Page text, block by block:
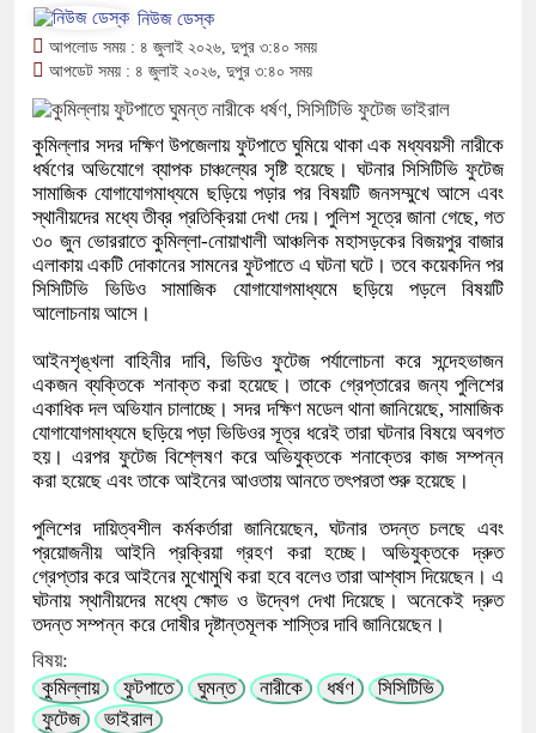
নিউজ ডেস্ক
আপলোড সময় : ৪ জুলাই ২০২৬, দুপুর ৩:৪০ সময়
আপডেট সময় : ৪ জুলাই ২০২৬, দুপুর ৩:৪০ সময়
কুমিল্লার সদর দক্ষিণ উপজেলায় ফুটপাতে ঘুমিয়ে থাকা এক মধ্যবয়সী নারীকে
ধর্ষণের অভিযোগে ব্যাপক চাঞ্চল্যের সৃষ্টি হয়েছে। ঘটনার সিসিটিভি ফুটেজ
সামাজিক যোগাযোগমাধ্যমে ছড়িয়ে পড়ার পর বিষয়টি জনসম্মুখে আসে এবং
স্থানীয়দের মধ্যে তীব্র প্রতিক্রিয়া দেখা দেয়। পুলিশ সূত্রে জানা গেছে, গত
৩০ জুন ভোররাতে কুমিল্লা-নোয়াখালী আঞ্চলিক মহাসড়কের বিজয়পুর বাজার
এলাকায় একটি দোকানের সামনের ফুটপাতে এ ঘটনা ঘটে। তবে কয়েকদিন পর
সিসিটিভি ভিডিও সামাজিক যোগাযোগমাধ্যমে ছড়িয়ে পড়লে বিষয়টি
আলোচনায় আসে।
আইনশৃঙ্খলা বাহিনীর দাবি, ভিডিও ফুটেজ পর্যালোচনা করে সন্দেহভাজন
একজন ব্যক্তিকে শনাক্ত করা হয়েছে। তাকে গ্রেপ্তারের জন্য পুলিশের
একাধিক দল অভিযান চালাচ্ছে। সদর দক্ষিণ মডেল থানা জানিয়েছে, সামাজিক
যোগাযোগমাধ্যমে ছড়িয়ে পড়া ভিডিওর সূত্র ধরেই তারা ঘটনার বিষয়ে অবগত
হয়। এরপর ফুটেজ বিশ্লেষণ করে অভিযুক্তকে শনাক্তের কাজ সম্পন্ন
করা হয়েছে এবং তাকে আইনের আওতায় আনতে তৎপরতা শুরু হয়েছে।
পুলিশের দায়িত্বশীল কর্মকর্তারা জানিয়েছেন, ঘটনার তদন্ত চলছে এবং
প্রয়োজনীয় আইনি প্রক্রিয়া গ্রহণ করা হচ্ছে। অভিযুক্তকে দ্রুত
গ্রেপ্তার করে আইনের মুখোমুখি করা হবে বলেও তারা আশ্বাস দিয়েছেন। এ
ঘটনায় স্থানীয়দের মধ্যে ক্ষোভ ও উদ্বেগ দেখা দিয়েছে। অনেকেই দ্রুত
তদন্ত সম্পন্ন করে দোষীর দৃষ্টান্তমূলক শাস্তির দাবি জানিয়েছেন।
বিষয়:
কুমিল্লায়
ফুটপাতে ঘুমন্ত নারীকে ধর্ষণ
সিসিটিভি
ফুটেজ
ভাইরাল